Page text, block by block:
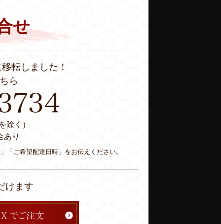
せ
転しました！
ら
除く）
あり
「ご希望配達日時」をお伝えください。
けます